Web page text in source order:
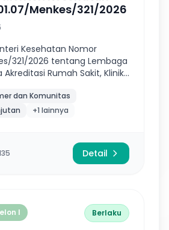
Menkes/321/2026
Kesehatan Nomor
321/2026 tentang Lembaga
Rumah Sakit, Klinik
Medis, Laborator...
dan Komunitas
+1 lainnya
Detail
I Berlaku